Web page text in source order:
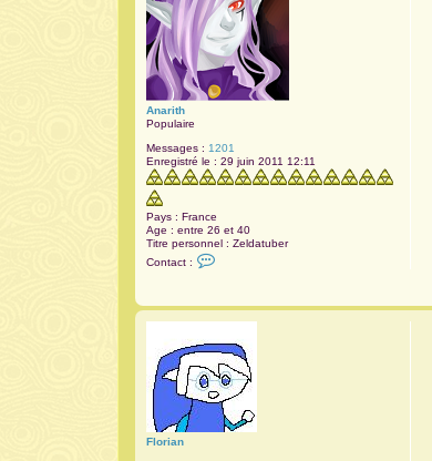
Anarith
Populaire
Messages : 1201
Enregistré le : 29 juin 2011 12:11
Pays : France
Age : entre 26 et 40
Titre personnel : Zeldatuber
Contact :
a
c
e
r
A
n
a
r
i
Florian